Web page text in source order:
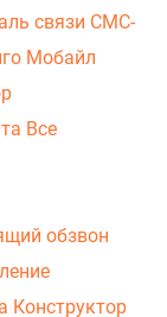
связи СМС-
Мобайл
Все
обзвон
Конструктор